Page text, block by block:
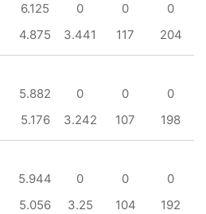
6.125 0 0
0
4.875 3.441 117 204
5.882 0 0
0
5.176 3.242 107 198
5.944 0 0
0
5.056 3.25 104 192